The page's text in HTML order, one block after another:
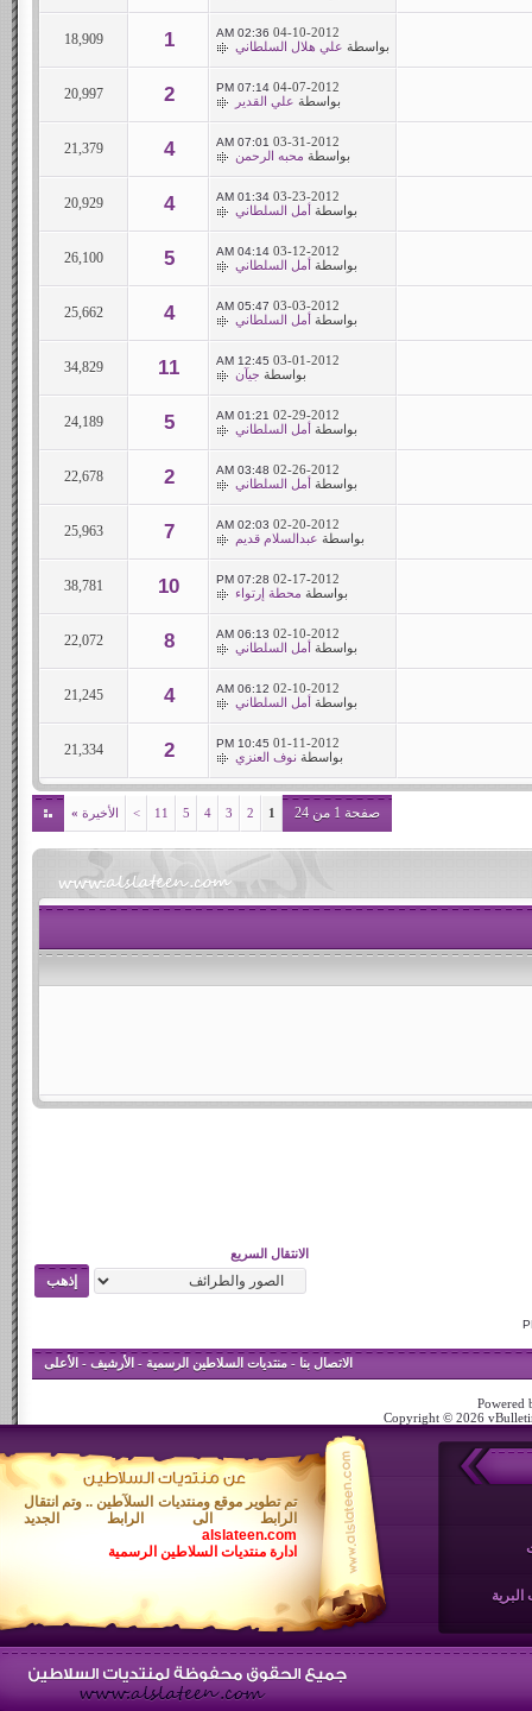
04-10-2012
02:36 AM
بواسطة علي هلال السلطاني 1
18,909
04-07-2012
07:14 PM
بواسطة علي القدير 2
20,997
03-31-2012
07:01 AM
بواسطة محبه الرحمن 4
21,379
03-23-2012
01:34 AM
بواسطة أمل السلطاني 4
20,929
03-12-2012
04:14 AM
بواسطة أمل السلطاني 5
26,100
03-03-2012
05:47 AM
بواسطة أمل السلطاني 4
25,662
03-01-2012
12:45 AM
بواسطة جيآن 11
34,829
02-29-2012
01:21 AM
بواسطة أمل السلطاني 5
24,189
02-26-2012
03:48 AM
بواسطة أمل السلطاني 2
22,678
02-20-2012
02:03 AM
بواسطة عبدالسلام قديم 7
25,963
02-17-2012
07:28 PM
بواسطة محطة إرتواء 10
38,781
02-10-2012
06:13 AM
بواسطة أمل السلطاني 8
22,072
02-10-2012
06:12 AM
بواسطة أمل السلطاني 4
21,245
01-11-2012
10:45 PM
بواسطة نوف العنزي 2
21,334
صفحة 1 من 24 1
2
3
4
5
11
> الأخيرة »
الانتقال السريع
الاتصال بنا - منتديات السلاطين الرسمية- الأرشيف- الأعلى
Powered
Copyright © 2026
تم تطوير موقع ومنتديات السلآطين .. وتم انتقال
الرابط الى الرابط الجديد
alslateen.com
ادارة منتديات السلاطين الرسمية